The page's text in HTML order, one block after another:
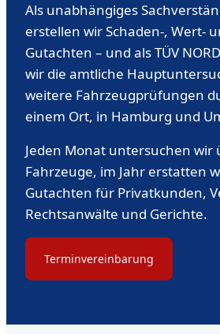
Als unabhängiges
erstellen wir Schaden-, Wert-
Gutachten – und als TÜV
wir die amtliche
weitere Fahrzeugprüfungen
einem Ort, in Hamburg und
Jeden Monat untersuchen wir
Fahrzeuge, im Jahr erstatten
Gutachten für Privatkunden,
Rechtsanwälte und Gerichte.
Terminvereinbarung